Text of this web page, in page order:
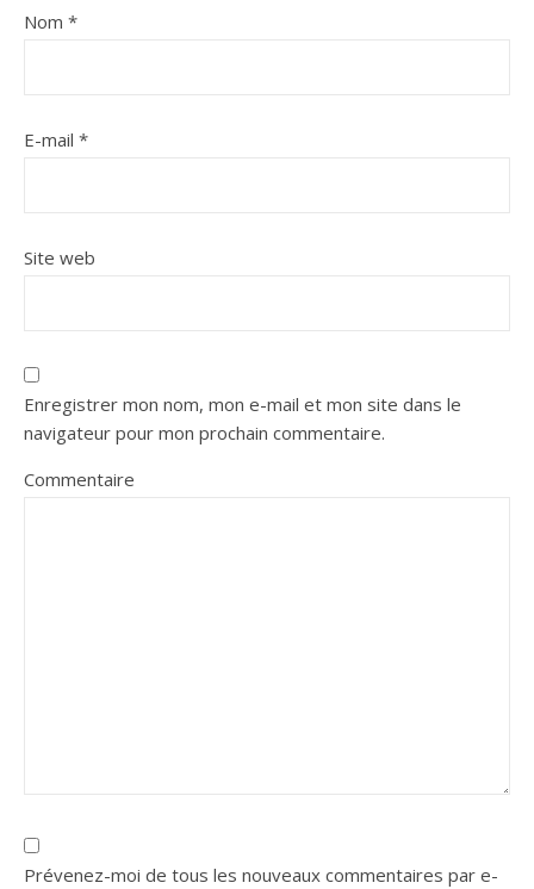
Nom *
E-mail *
Site web
Enregistrer mon nom, mon e-mail et mon site dans le
navigateur pour mon prochain commentaire.
Commentaire
Prévenez-moi de tous les nouveaux commentaires par e-